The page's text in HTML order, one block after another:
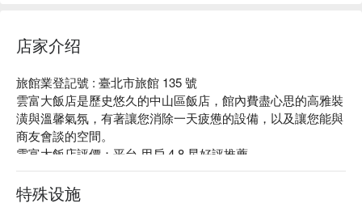
店家介绍
旅館業登記號 : 臺北市旅館 135 號
雲富大飯店是歷史悠久的中山區飯店，館內費盡心思的高雅裝
潢與溫馨氣氛，有著讓您消除一天疲憊的設備，以及讓您能與
商友會談的空間。
雲富大飯店評價：平台 用戶 4.8 星好評推薦
雲富飯店推薦：距捷運中山站步行 8 分鐘，比鄰中山捷運商
圈、新光三越百貨。館內高級的硬體空間以及最貼心的專業服
務客房，無論出差或旅遊，讓您感受在家一樣的感覺。
特殊设施